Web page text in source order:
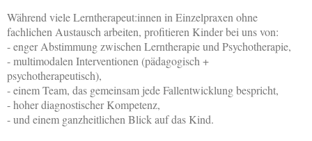
Während viele Lerntherapeut:innen in Einzelpraxen ohne
fachlichen Austausch arbeiten, profitieren Kinder bei uns von:
- enger Abstimmung zwischen Lerntherapie und Psychotherapie,
- multimodalen Interventionen (pädagogisch +
psychotherapeutisch),
- einem Team, das gemeinsam jede Fallentwicklung bespricht,
- hoher diagnostischer Kompetenz,
- und einem ganzheitlichen Blick auf das Kind.